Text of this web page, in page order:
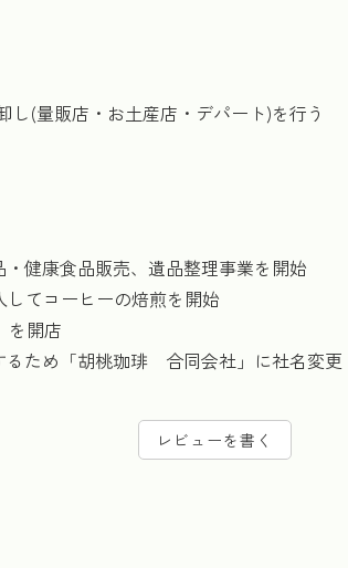
(量販店・お土産店・デパート)を行う
健康食品販売、遺品整理事業を開始
てコーヒーの焙煎を開始
開店
ため「胡桃珈琲 合同会社」に社名変更
レビューを書く